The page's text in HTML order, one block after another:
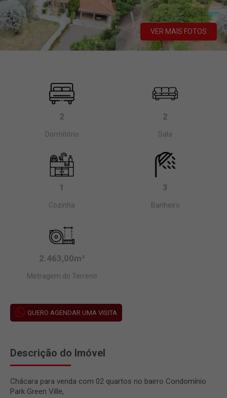
VER MAIS FOTOS
2
Dormitório
2
Sala
1
Cozinha
3
Banheiro
2.463,00m²
Metragem do Terreno
QUERO AGENDAR UMA VISITA
Descrição do Imóvel
Chácara para venda com 02 quartos no bairro Condomínio
Park Green Ville,